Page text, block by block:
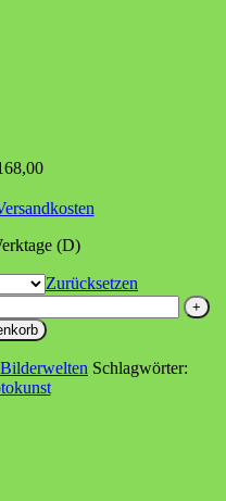
(D)
Zurücksetzen
Bilderwelten Schlagwörter: